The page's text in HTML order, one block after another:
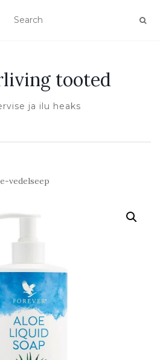
tooted
ja ilu heaks
vedelseep